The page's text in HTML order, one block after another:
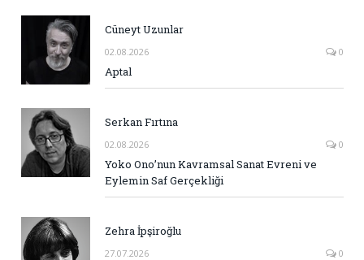
Cüneyt Uzunlar
02.08.2026 0
Aptal
Serkan Fırtına
02.08.2026 0
Yoko Ono’nun Kavramsal Sanat Evreni ve
Eylemin Saf Gerçekliği
Zehra İpşiroğlu
27.07.2026 0